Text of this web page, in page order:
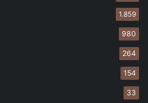
1.859
980
264
154
33